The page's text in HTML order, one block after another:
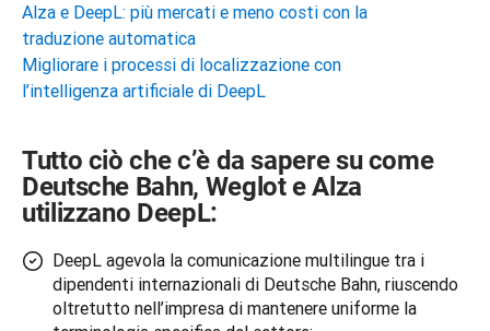
Alza e DeepL: più mercati e meno costi con la
traduzione automatica
Migliorare i processi di localizzazione con
l’intelligenza artificiale di DeepL
Tutto ciò che c’è da sapere su come
Deutsche Bahn, Weglot e Alza
utilizzano DeepL:
DeepL agevola la comunicazione multilingue tra i
dipendenti internazionali di Deutsche Bahn, riuscendo
oltretutto nell’impresa di mantenere uniforme la